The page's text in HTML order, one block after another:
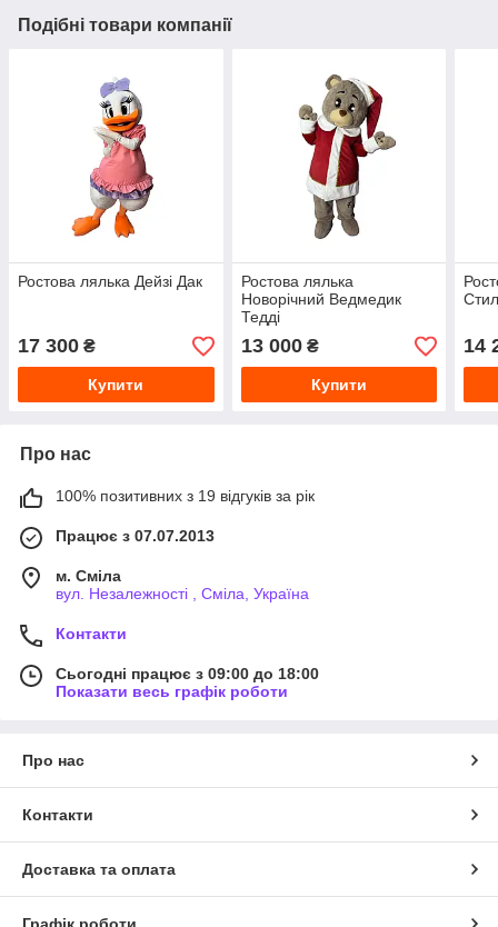
Подібні товари компанії
Ростова лялька Дейзі Дак
17 300 ₴
Купити
Ростова лялька
Новорічний Ведмедик
Тедді
13 000₴
Купити
14
Про нас
100% позитивних з 19 відгуків за рік
Працює з 07.07.2013
м. Сміла
вул. Незалежності , Сміла, Україна
Контакти
Сьогодні працює з 09:00 до 18:00
Показати весь графік роботи
Про нас
Контакти
Доставка та оплата